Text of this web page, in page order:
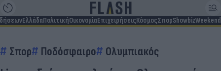
ΕλλάδαΠολιτικήΟικονομίαΕπιχειρήσειςΚόσμοςΣπορShowbizWeekend
Σπορ Ποδόσφαιρο Ολυμπιακός